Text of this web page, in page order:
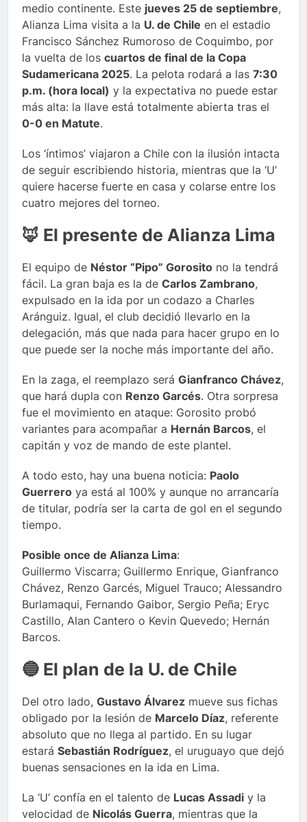
medio continente. Este jueves 25 de septiembre,
Alianza Lima visita a la U. de Chile en el estadio
Francisco Sánchez Rumoroso de Coquimbo, por
la vuelta de los cuartos de final de la Copa
Sudamericana 2025. La pelota rodará a las 7:30
p.m. (hora local) y la expectativa no puede estar
más alta: la llave está totalmente abierta tras el
0-0 en Matute.
Los ‘íntimos’ viajaron a Chile con la ilusión intacta
de seguir escribiendo historia, mientras que la ‘U’
quiere hacerse fuerte en casa y colarse entre los
cuatro mejores del torneo.
🦊 El presente de Alianza Lima
El equipo de Néstor “Pipo” Gorosito no la tendrá
fácil. La gran baja es la de Carlos Zambrano,
expulsado en la ida por un codazo a Charles
Aránguiz. Igual, el club decidió llevarlo en la
delegación, más que nada para hacer grupo en lo
que puede ser la noche más importante del año.
En la zaga, el reemplazo será Gianfranco Chávez,
que hará dupla con Renzo Garcés. Otra sorpresa
fue el movimiento en ataque: Gorosito probó
variantes para acompañar a Hernán Barcos, el
capitán y voz de mando de este plantel.
A todo esto, hay una buena noticia: Paolo
Guerrero ya está al 100% y aunque no arrancaría
de titular, podría ser la carta de gol en el segundo
tiempo.
Posible once de Alianza Lima:
Guillermo Viscarra; Guillermo Enrique, Gianfranco
Chávez, Renzo Garcés, Miguel Trauco; Alessandro
Burlamaqui, Fernando Gaibor, Sergio Peña; Eryc
Castillo, Alan Cantero o Kevin Quevedo; Hernán
Barcos.
🔵 El plan de la U. de Chile
Del otro lado, Gustavo Álvarez mueve sus fichas
obligado por la lesión de Marcelo Díaz, referente
absoluto que no llega al partido. En su lugar
estará Sebastián Rodríguez, el uruguayo que dejó
buenas sensaciones en la ida en Lima.
La ‘U’ confía en el talento de Lucas Assadi y la
velocidad de Nicolás Guerra, mientras que la